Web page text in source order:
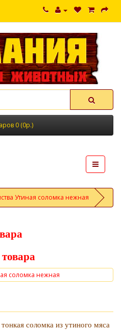
0 (0р.)
Утиная соломка нежная
соломка из утиного мяса